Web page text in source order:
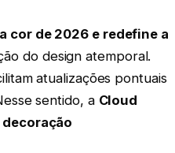
cor de 2026 e redefine a
do design atemporal.
atualizações pontuais
sentido, a Cloud